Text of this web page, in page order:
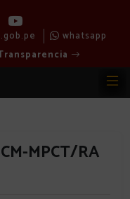
whatsapp
MPCT/RA